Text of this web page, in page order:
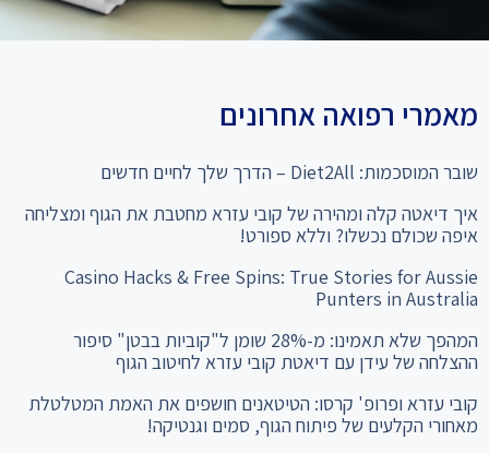
מאמרי רפואה אחרונים
שובר המוסכמות: Diet2All – הדרך שלך לחיים חדשים
איך דיאטה קלה ומהירה של קובי עזרא מחטבת את הגוף ומצליחה
איפה שכולם נכשלו? וללא ספורט!
Casino Hacks & Free Spins: True Stories for Aussie
Punters in Australia
המהפך שלא תאמינו: מ-28% שומן ל"קוביות בבטן" סיפור
ההצלחה של עידן עם דיאטת קובי עזרא לחיטוב הגוף
קובי עזרא ופרופ' קרסו: הטיטאנים חושפים את האמת המטלטלת
מאחורי הקלעים של פיתוח הגוף, סמים וגנטיקה!